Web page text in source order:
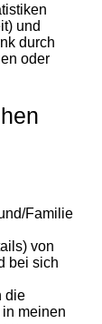
und
durch
oder
Familie
von
bei sich
die
meinen